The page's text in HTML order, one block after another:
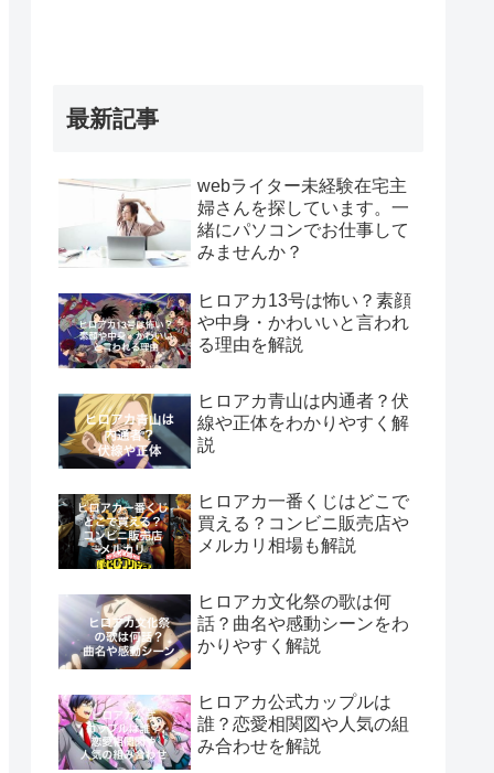
最新記事
webライター未経験在宅主
婦さんを探しています。一
緒にパソコンでお仕事して
みませんか？
ヒロアカ13号は怖い？素顔
や中身・かわいいと言われ
る理由を解説
ヒロアカ青山は内通者？伏
線や正体をわかりやすく解
説
ヒロアカ一番くじはどこで
買える？コンビニ販売店や
メルカリ相場も解説
ヒロアカ文化祭の歌は何
話？曲名や感動シーンをわ
かりやすく解説
ヒロアカ公式カップルは
誰？恋愛相関図や人気の組
み合わせを解説